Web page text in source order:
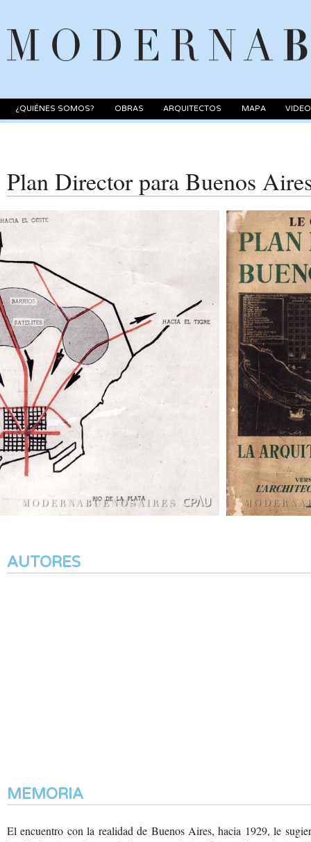
¿QUIÉNES SOMOS? OBRAS ARQUITECTOS MAPA
Plan Director para Buenos
AUTORES
MEMORIA
El encuentro con la realidad de Buenos Aires, hacia 1929, le